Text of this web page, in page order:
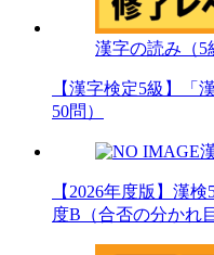
漢字の読み（5
【漢字検定5級】
50問）
【2026年度版】漢
度B（合否の分かれ